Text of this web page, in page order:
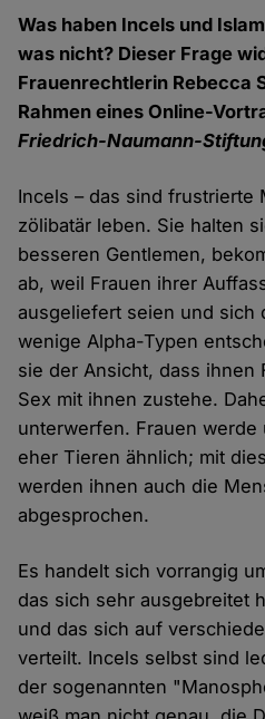
Was haben Incels und
was nicht? Dieser Frage
Frauenrechtlerin Rebecca
Rahmen eines Online-
Friedrich-Naumann-
Incels – das sind frustrierte
zölibatär leben. Sie halten
besseren Gentlemen,
ab, weil Frauen ihrer
ausgeliefert seien und sich
wenige Alpha-Typen
sie der Ansicht, dass ihnen
Sex mit ihnen zustehe.
unterwerfen. Frauen
eher Tieren ähnlich; mit
werden ihnen auch die
abgesprochen.
Es handelt sich vorrangig
das sich sehr ausgebreitet
und das sich auf
verteilt. Incels selbst sind
der sogenannten